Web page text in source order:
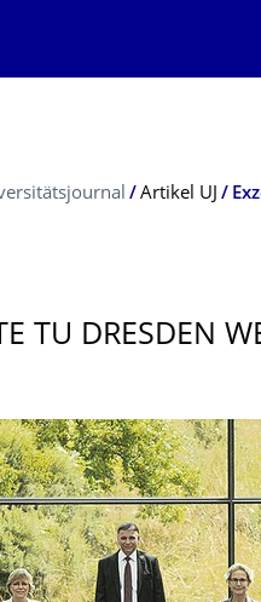
Artikel UJ
TU DRESDEN